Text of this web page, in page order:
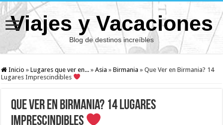
Viajes y Vacaciones
Blog de destinos increíbles
Inicio » Lugares que ver en... » Asia » Birmania » Que Ver en Birmania? 14
Lugares Imprescindibles
Que Ver en Birmania? 14 Lugares
Imprescindibles